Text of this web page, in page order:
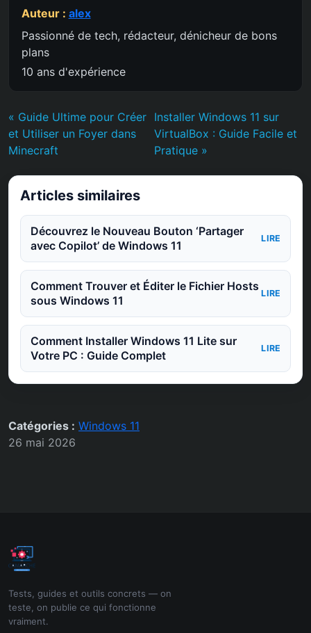
Auteur : alex
Passionné de tech, rédacteur, dénicheur de bons
plans
10 ans d'expérience
« Guide Ultime pour Créer
et Utiliser un Foyer dans
Minecraft
Installer Windows 11 sur
VirtualBox : Guide Facile et
Pratique »
Articles similaires
Découvrez le Nouveau Bouton ‘Partager
avec Copilot’ de Windows 11
LIRE
Comment Trouver et Éditer le Fichier Hosts
sous Windows 11
LIRE
Comment Installer Windows 11 Lite sur
Votre PC : Guide Complet
LIRE
Catégories : Windows 11
26 mai 2026
Tests, guides et outils concrets — on
teste, on publie ce qui fonctionne
vraiment.